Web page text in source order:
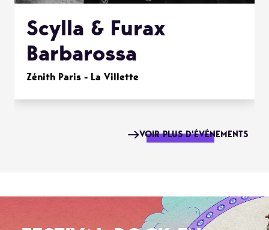
Scylla & Furax
Barbarossa
Zénith Paris - La Villette
VOIR PLUS D'ÉVÉNEMENTS